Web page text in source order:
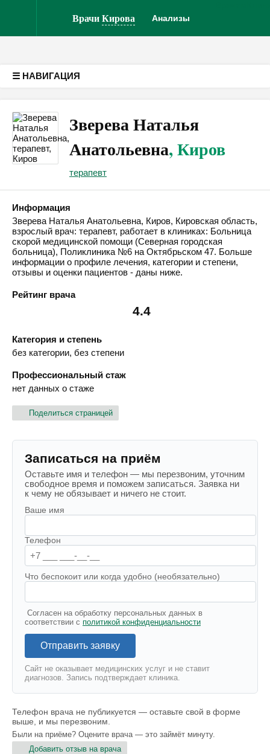
ВрачиКирова Анализы
☰ НАВИГАЦИЯ
Зверева Наталья
Анатольевна, Киров
терапевт
Информация
Зверева Наталья Анатольевна, Киров, Кировская область,
взрослый врач: терапевт, работает в клиниках: Больница
скорой медицинской помощи (Северная городская
больница), Поликлиника №6 на Октябрьском 47. Больше
информации о профиле лечения, категории и степени,
отзывы и оценки пациентов - даны ниже.
Рейтинг врача
4.4
Категория и степень
без категории, без степени
Профессиональный стаж
нет данных о стаже
Поделиться страницей
Записаться на приём
Оставьте имя и телефон — мы перезвоним, уточним
свободное время и поможем записаться. Заявка ни
к чему не обязывает и ничего не стоит.
Ваше имя
Телефон
Что беспокоит или когда удобно (необязательно)
Согласен на обработку персональных данных в
соответствии с политикой конфиденциальности
Отправить заявку
Сайт не оказывает медицинских услуг и не ставит
диагнозов. Запись подтверждает клиника.
Телефон врача не публикуется — оставьте свой в форме
выше, и мы перезвоним.
Были на приёме? Оцените врача — это займёт минуту.
Добавить отзыв на врача